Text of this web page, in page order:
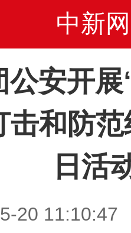
中新网
公安开展
击和防
日活
20